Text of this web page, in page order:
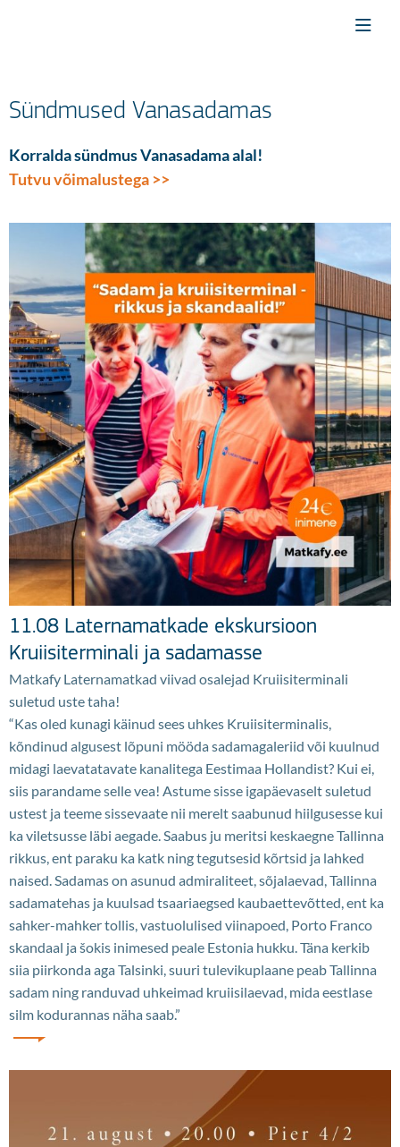
Sündmused Vanasadamas
Korralda sündmus Vanasadama alal!
Tutvu võimalustega >>
11.08 Laternamatkade ekskursioon
Kruiisiterminali ja sadamasse
Matkafy Laternamatkad viivad osalejad Kruiisiterminali
suletud uste taha!
“Kas oled kunagi käinud sees uhkes Kruiisiterminalis,
kõndinud algusest lõpuni mööda sadamagaleriid või kuulnud
midagi laevatatavate kanalitega Eestimaa Hollandist? Kui ei,
siis parandame selle vea! Astume sisse igapäevaselt suletud
ustest ja teeme sissevaate nii merelt saabunud hiilgusesse kui
ka viletsusse läbi aegade. Saabus ju meritsi keskaegne Tallinna
rikkus, ent paraku ka katk ning tegutsesid kõrtsid ja lahked
naised. Sadamas on asunud admiraliteet, sõjalaevad, Tallinna
sadamatehas ja kuulsad tsaariaegsed kaubaettevõtted, ent ka
sahker-mahker tollis, vastuolulised viinapoed, Porto Franco
skandaal ja šokis inimesed peale Estonia hukku. Täna kerkib
siia piirkonda aga Talsinki, suuri tulevikuplaane peab Tallinna
sadam ning randuvad uhkeimad kruiisilaevad, mida eestlase
silm kodurannas näha saab.”